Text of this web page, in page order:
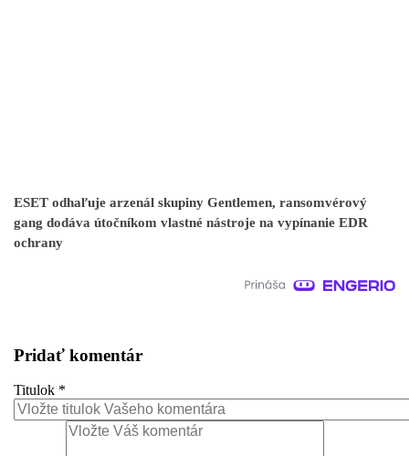
ESET odhaľuje arzenál skupiny Gentlemen, ransomvérový
gang dodáva útočníkom vlastné nástroje na vypínanie EDR
ochrany
Pridať komentár
Titulok *